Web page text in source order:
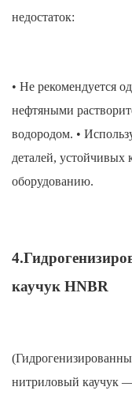
недостаток:
• Не рекомендуется
нефтяными
водородом. •
деталей,
оборудованию.
каучук HNBR
нитриловый каучук